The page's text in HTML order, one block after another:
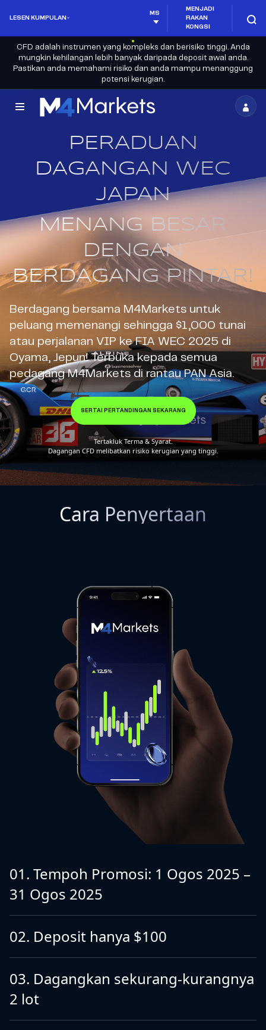
LESEN KUMPULAN
MS
MENJADI
RAKAN
KONGSI
CFD adalah instrumen yang kompleks dan berisiko tinggi. Anda
mungkin kehilangan lebih banyak daripada deposit awal anda.
Pastikan anda memahami risiko dan anda mampu menanggung
potensi kerugian.
M4Markets
CFD
Trading
Regulated
Broker
PERADUAN
DAGANGAN WEC
JAPAN
MENANG BESAR
DENGAN
BERDAGANG PINTAR!
Berdagang bersama M4Markets untuk
peluang memenangi sehingga $1,000 tunai
atau perjalanan VIP ke FIA WEC 2025 di
Oyama, Jepun! Terbuka kepada semua
pedagang M4Markets di rantau PAN Asia.
SERTAI PERTANDINGAN SEKARANG
Tertakluk Terma & Syarat.
Dagangan CFD melibatkan risiko kerugian yang tinggi.
Cara Penyertaan
01. Tempoh Promosi: 1 Ogos 2025 –
31 Ogos 2025
02. Deposit hanya $100
03. Dagangkan sekurang-kurangnya
2 lot